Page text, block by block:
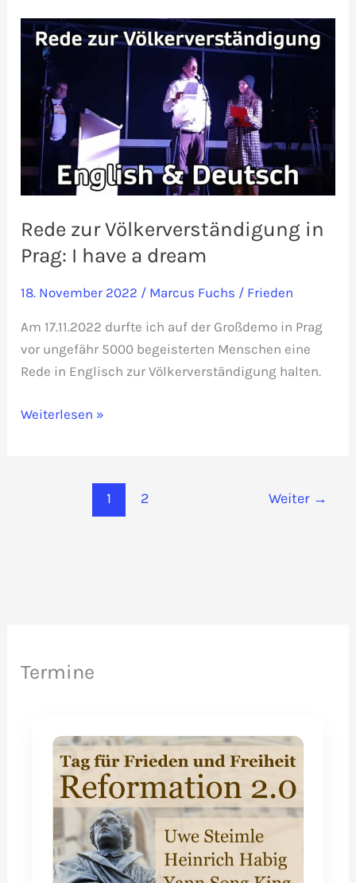
Konflikt:
95
parteiisch
Rede zur Völkerverständigung in
Prag: I have a dream
18. November 2022 / Marcus Fuchs / Frieden
Am 17.11.2022 durfte ich auf der Großdemo in Prag
vor ungefähr 5000 begeisterten Menschen eine
Rede in Englisch zur Völkerverständigung halten.
Rede
Weiterlesen »
1 2 Weiter →
Termine